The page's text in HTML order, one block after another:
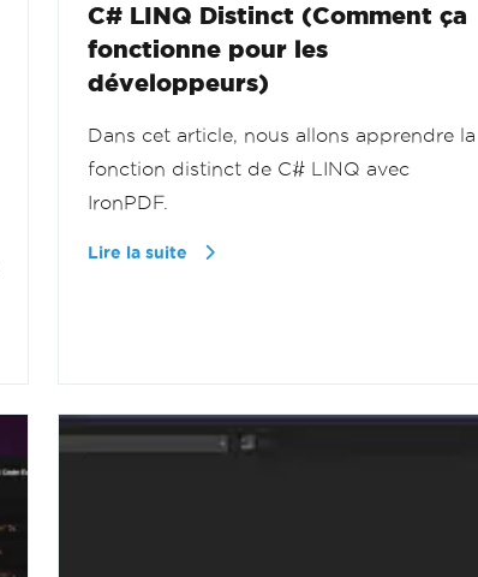
C# LINQ Distinct (Comment ça
fonctionne pour les
développeurs)
Dans cet article, nous allons apprendre la
fonction distinct de C# LINQ avec
IronPDF.
Lire la suite